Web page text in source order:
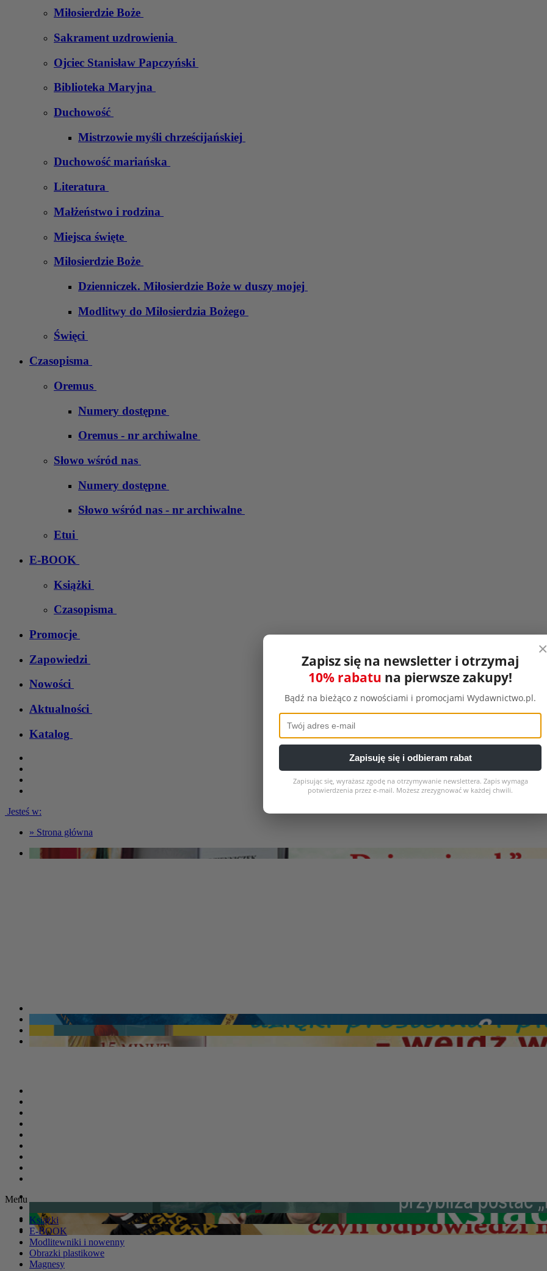
Miłosierdzie Boże
Sakrament uzdrowienia
Ojciec Stanisław Papczyński
Biblioteka Maryjna
Duchowość
Mistrzowie myśli chrześcijańskiej
Duchowość mariańska
Literatura
Małżeństwo i rodzina
Miejsca święte
Miłosierdzie Boże
Dzienniczek. Miłosierdzie Boże w duszy mojej
Modlitwy do Miłosierdzia Bożego
Święci
Czasopisma
Oremus
Numery dostępne
Oremus - nr archiwalne
Słowo wśród nas
Numery dostępne
Słowo wśród nas - nr archiwalne
Etui
E-BOOK
Książki
Czasopisma
Promocje
Zapowiedzi
Nowości
Aktualności
Katalog
Jesteś w:
» Strona główna
Menu
Książki
E-BOOK
Modlitewniki i nowenny
Obrazki plastikowe
Magnesy
×
Zapisz się na newsletter i otrzymaj
10% rabatu na pierwsze zakupy!
Bądź na bieżąco z nowościami i promocjami Wydawnictwo.pl.
Zapisuję się i odbieram rabat
Zapisując się, wyrażasz zgodę na otrzymywanie newslettera. Zapis wymaga
potwierdzenia przez e-mail. Możesz zrezygnować w każdej chwili.